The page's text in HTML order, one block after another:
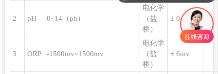
2 pH 0~14（ph）
电化学
（盐
桥）
± 0.1PH ✔
3 ORP -1500mv~1500mv
电化学
（盐
桥）
± 6mv